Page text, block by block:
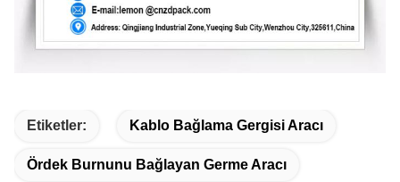
Etiketler: Kablo Bağlama Gergisi Aracı
Ördek Burnunu Bağlayan Germe Aracı